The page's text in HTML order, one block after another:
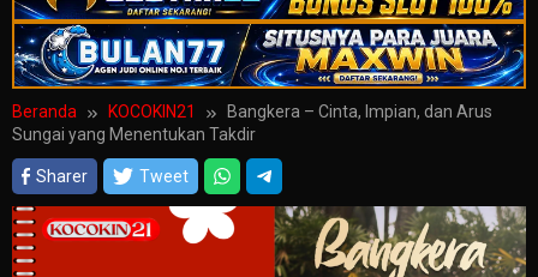
Beranda KOCOKIN21
Bangkera – Cinta, Impian, dan Arus
Sungai yang Menentukan Takdir
Sharer Tweet